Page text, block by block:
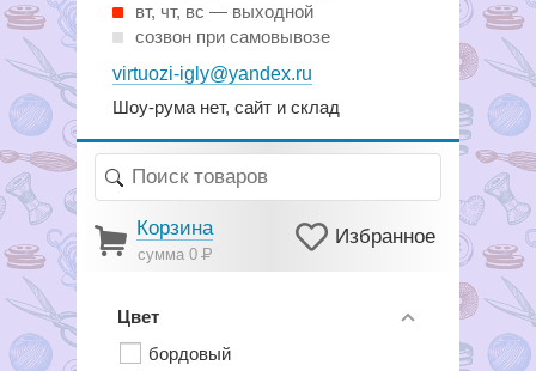
вт, чт, вс — выходной
созвон при самовывозе
virtuozi-igly@yandex.ru
Шоу-рума нет, сайт и склад
Корзина
сумма 0Р
Избранное
Цвет
бордовый